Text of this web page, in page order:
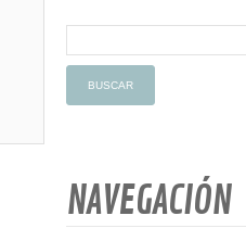
NAVEGACIÓN